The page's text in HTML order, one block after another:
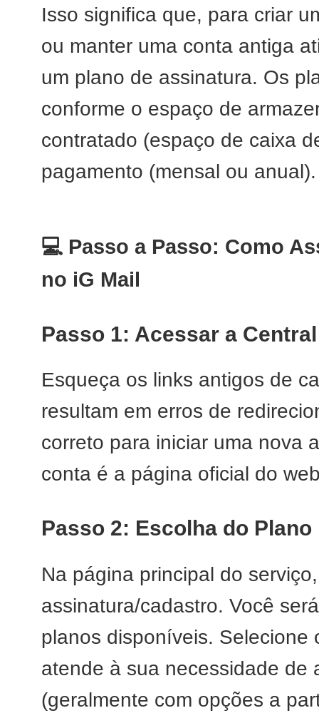
Isso significa que, para criar
ou manter uma conta antiga
um plano de assinatura. Os
conforme o espaço de
contratado (espaço de caixa
pagamento (mensal ou anual).
💻 Passo a Passo: Como
no iG Mail
Passo 1: Acessar a
Esqueça os links antigos de
resultam em erros de
correto para iniciar uma nova
conta é a página oficial do
Passo 2: Escolha do
Na página principal do
assinatura/cadastro. Você
planos disponíveis. Selecione
atende à sua necessidade de
(geralmente com opções a